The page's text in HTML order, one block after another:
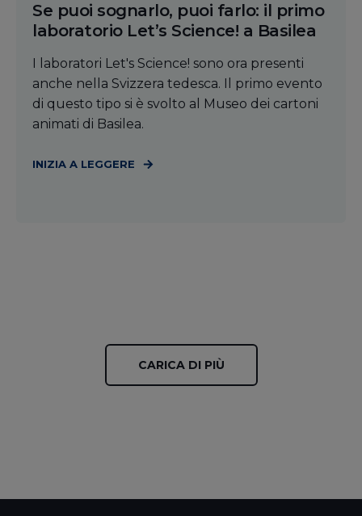
Se puoi sognarlo, puoi farlo: il primo
laboratorio Let’s Science! a Basilea
I laboratori Let's Science! sono ora presenti
anche nella Svizzera tedesca. Il primo evento
di questo tipo si è svolto al Museo dei cartoni
animati di Basilea.
INIZIA A LEGGERE
CARICA DI PIÙ